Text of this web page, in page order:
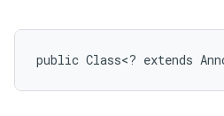
public Class<? extends